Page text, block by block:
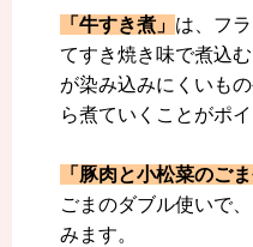
「牛すき煮」 は、フ
てすき焼き味で煮込
が染み込みにくいも
ら煮ていくことがポイ
「豚肉と小松菜のごま
ごまのダブル使いで
みます。